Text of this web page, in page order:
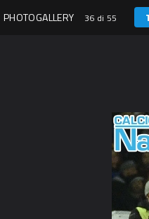
PHOTOGALLERY 36 di 55